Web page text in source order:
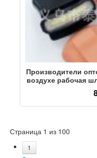
Производители
воздухе рабочая
COB clip hat
Страница 1 из 100
1